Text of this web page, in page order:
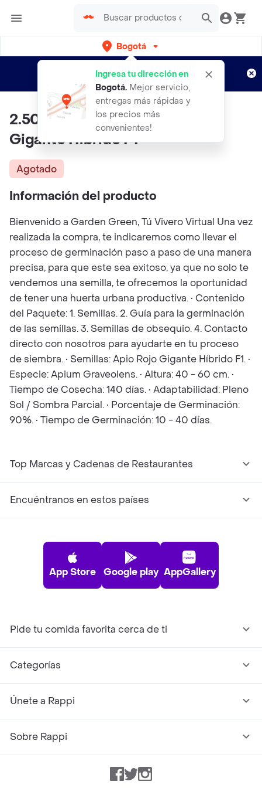
Bogotá
Ingresa tu dirección en
Bogotá. Mejor servicio,
entregas más rápidas y
los precios más
convenientes!
envíos gratis por semanas
Aplican TyC
2.500 Semillas De Apio Rojo
Gigante Híbrido F1
Agotado
Información del producto
Bienvenido a Garden Green, Tú Vivero Virtual Una vez
realizada la compra, te indicaremos como llevar el
proceso de germinación paso a paso de una manera
precisa, para que este sea exitoso, ya que no solo te
vendemos una semilla, te ofrecemos la oportunidad
de tener una huerta urbana productiva. • Contenido
del Paquete: 1. Semillas. 2. Guía para la germinación
de las semillas. 3. Semillas de obsequio. 4. Contacto
directo con nosotros para ayudarte en tu proceso
de siembra. • Semillas: Apio Rojo Gigante Híbrido F1. •
Especie: Apium Graveolens. • Altura: 40 - 60 cm. •
Tiempo de Cosecha: 140 días. • Adaptabilidad: Pleno
Sol / Sombra Parcial. • Porcentaje de Germinación:
90%. • Tiempo de Germinación: 10 - 40 días.
Top Marcas y Cadenas de Restaurantes
Encuéntranos en estos países
App Store Google play AppGallery
Pide tu comida favorita cerca de ti
Categorías
Únete a Rappi
Sobre Rappi
Facebook
TwitterInstagram